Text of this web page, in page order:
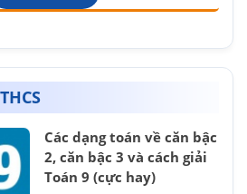
Các dạng toán về căn bậc
2, căn bậc 3 và cách giải
Toán 9 (cực hay)